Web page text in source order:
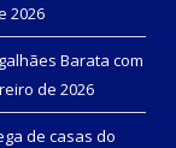
2026
Barata com
de 2026
de casas do